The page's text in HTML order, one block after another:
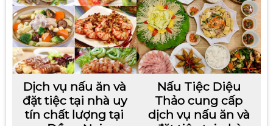
Dịch vụ nấu ăn và
đặt tiệc tại nhà uy
tín chất lượng tại
Nấu Tiệc Diệu
Thảo cung cấp
dịch vụ nấu ăn và